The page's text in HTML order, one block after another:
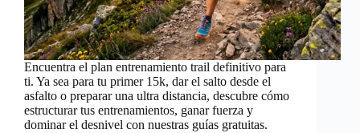
Encuentra el plan entrenamiento trail definitivo para
ti. Ya sea para tu primer 15k, dar el salto desde el
asfalto o preparar una ultra distancia, descubre cómo
estructurar tus entrenamientos, ganar fuerza y
dominar el desnivel con nuestras guías gratuitas.